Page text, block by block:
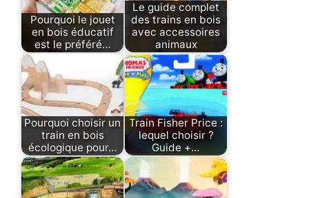
Pourquoi le jouet
en bois éducatif
est le préféré…
Le guide complet
des trains en bois
avec accessoires
animaux
Pourquoi choisir un
train en bois
écologique pour…
Train Fisher Price :
lequel choisir ?
Guide +…